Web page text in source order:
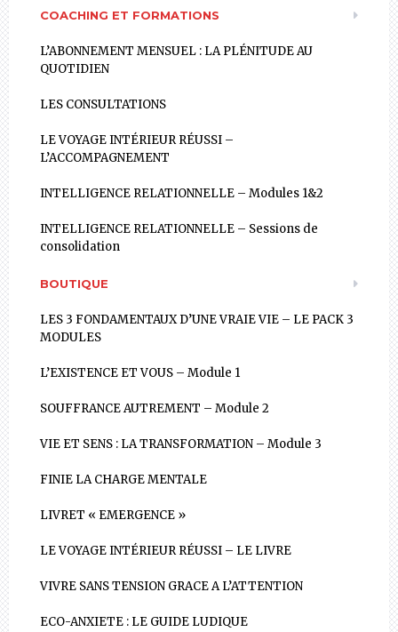
COACHING ET FORMATIONS
L’ABONNEMENT MENSUEL : LA PLÉNITUDE AU
QUOTIDIEN
LES CONSULTATIONS
LE VOYAGE INTÉRIEUR RÉUSSI –
L’ACCOMPAGNEMENT
INTELLIGENCE RELATIONNELLE – Modules 1&2
INTELLIGENCE RELATIONNELLE – Sessions de
consolidation
BOUTIQUE
LES 3 FONDAMENTAUX D’UNE VRAIE VIE – LE PACK 3
MODULES
L’EXISTENCE ET VOUS – Module 1
SOUFFRANCE AUTREMENT – Module 2
VIE ET SENS : LA TRANSFORMATION – Module 3
FINIE LA CHARGE MENTALE
LIVRET « EMERGENCE »
LE VOYAGE INTÉRIEUR RÉUSSI – LE LIVRE
VIVRE SANS TENSION GRACE A L’ATTENTION
ECO-ANXIETE : LE GUIDE LUDIQUE